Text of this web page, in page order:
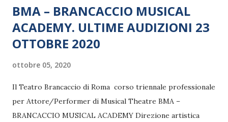
BMA – BRANCACCIO MUSICAL
ACADEMY. ULTIME AUDIZIONI 23
OTTOBRE 2020
ottobre 05, 2020
Il Teatro Brancaccio di Roma corso triennale professionale
per Attore/Performer di Musical Theatre BMA –
BRANCACCIO MUSICAL ACADEMY Direzione artistica